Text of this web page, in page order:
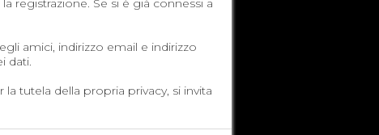
registrazione. Se si è già connessi a
amici, indirizzo email e indirizzo
dati.
tutela della propria privacy, si invita